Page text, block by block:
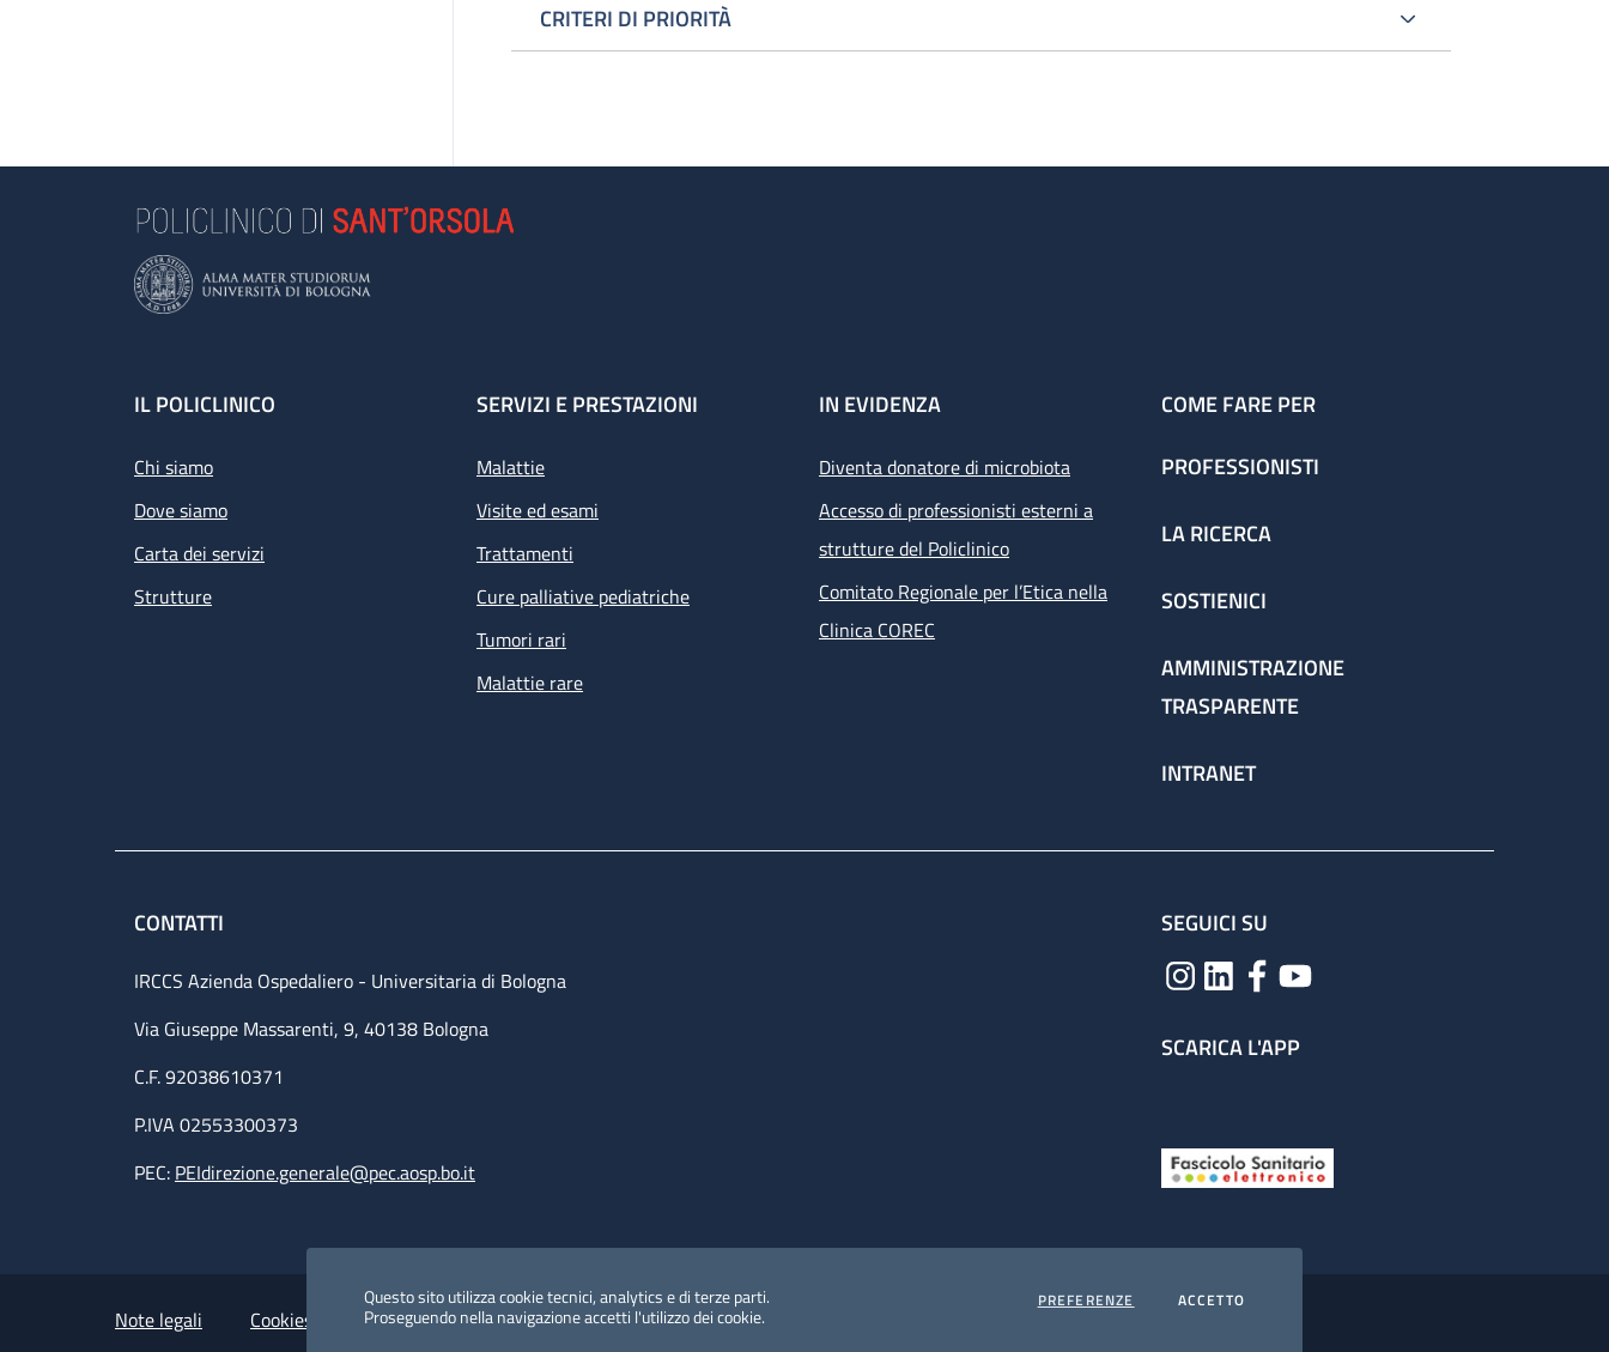
Questo sito utilizza cookie tecnici, analytics e di terze parti.
Proseguendo nella navigazione accetti l'utilizzo dei cookie.
PREFERENZE COOKIESACCETTOI COOKIES
CRITERI DI PRIORITÀ
Footer
IL POLICLINICO
Chi siamo
Dove siamo
Carta dei servizi
Strutture
SERVIZI E PRESTAZIONI
Malattie
Visite ed esami
Trattamenti
Cure palliative pediatriche
Tumori rari
Malattie rare
IN EVIDENZA
Diventa donatore di microbiota
Accesso di professionisti esterni a
strutture del Policlinico
Comitato Regionale per l’Etica nella
Clinica COREC
COME FARE PER
PROFESSIONISTI
LA RICERCA
SOSTIENICI
AMMINISTRAZIONE
TRASPARENTE
INTRANET
CONTATTI
IRCCS Azienda Ospedaliero - Universitaria di Bologna
Via Giuseppe Massarenti, 9, 40138 Bologna
C.F. 92038610371
P.IVA 02553300373
PEC: PEIdirezione.generale@pec.aosp.bo.it
SEGUICI SU
SCARICA L'APP
Small prints
Useful links section
Note legali Cookies Policy Policy privacy e protezione del dato personale